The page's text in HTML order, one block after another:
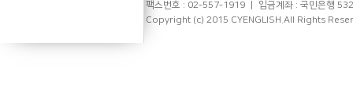
팩스번호 : 02-557-1919 ㅣ 입금계좌 : 국민은행
Copyright (c) 2015 CYENGLISH.All Rights